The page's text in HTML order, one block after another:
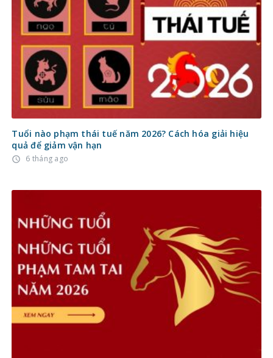
Tuổi nào phạm thái tuế năm 2026? Cách hóa giải hiệu
quả để giảm vận hạn
access_time 6 tháng ago